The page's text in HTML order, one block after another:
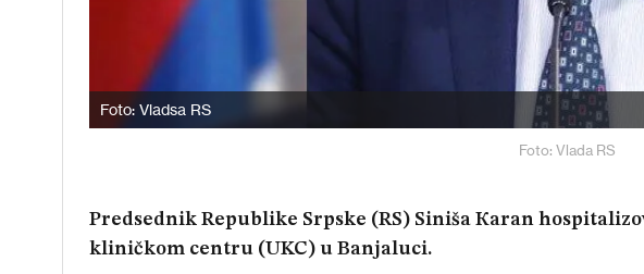
Foto: Vladsa RS
Foto: Vlada RS
Predsednik Republike Srpske (RS) Siniša Кaran
kliničkom centru (UKC) u Banjaluci.